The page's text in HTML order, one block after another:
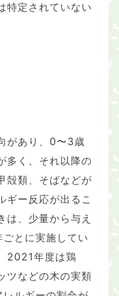
特定されていない
があり、0〜3歳
多く、それ以降の
殻類、そばなどが
ギー反応が出るこ
は、少量から与え
とに実施してい
2021年度は鶏
ツなどの木の実類